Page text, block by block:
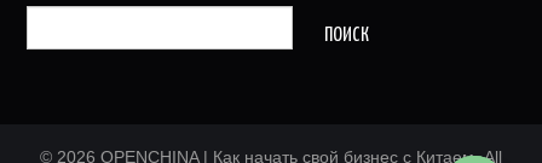
ПОИСК
© 2026 OPENCHINA | Как начать свой бизнес с Китаем. All